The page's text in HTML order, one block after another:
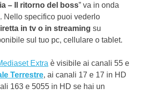
– Il ritorno del boss” va in onda
. Nello specifico puoi vederlo
in tv o in streaming su
sul tuo pc, cellulare o tablet.
Extra è visibile ai canali 55 e
Terrestre, ai canali 17 e 17 in HD
163 e 5055 in HD se hai un